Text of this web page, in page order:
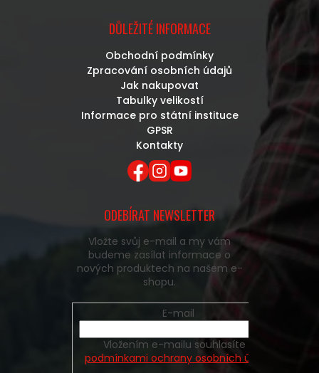
DŮLEŽITÉ INFORMACE
Obchodní podmínky
Zpracování osobních údajů
Jak nakupovat
Tabulky velikostí
Informace pro státní instituce
GPSR
Kontakty
ODEBÍRAT NEWSLETTER
Vložte svůj e-mail a my vám
budeme zasílat informace o
nových produktech na našem e-
shopu.
E-mail
podmínkami ochrany osobních údajů